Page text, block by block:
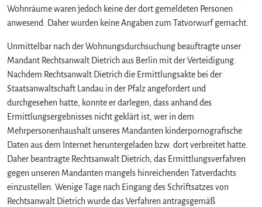
Wohnräume waren jedoch keine der dort gemeldeten Personen
anwesend. Daher wurden keine Angaben zum Tatvorwurf gemacht.
Unmittelbar nach der Wohnungsdurchsuchung beauftragte unser
Mandant Rechtsanwalt Dietrich aus Berlin mit der Verteidigung.
Nachdem Rechtsanwalt Dietrich die Ermittlungsakte bei der
Staatsanwaltschaft Landau in der Pfalz angefordert und
durchgesehen hatte, konnte er darlegen, dass anhand des
Ermittlungsergebnisses nicht geklärt ist, wer in dem
Mehrpersonenhaushalt unseres Mandanten kinderpornografische
Daten aus dem Internet heruntergeladen bzw. dort verbreitet hatte.
Daher beantragte Rechtsanwalt Dietrich, das Ermittlungsverfahren
gegen unseren Mandanten mangels hinreichenden Tatverdachts
einzustellen. Wenige Tage nach Eingang des Schriftsatzes von
Rechtsanwalt Dietrich wurde das Verfahren antragsgemäß